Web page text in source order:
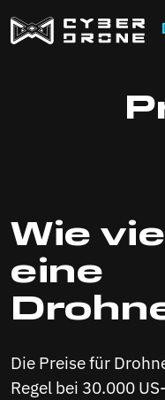
Wie
eine
Die Preise für
Regel bei 30.000